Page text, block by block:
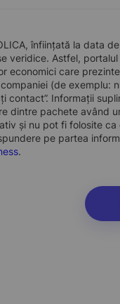
înființată la data
veridice. Astfel,
economici care
(de exemplu:
Informații
dintre pachete având
și nu pot fi folosite
pe partea
.